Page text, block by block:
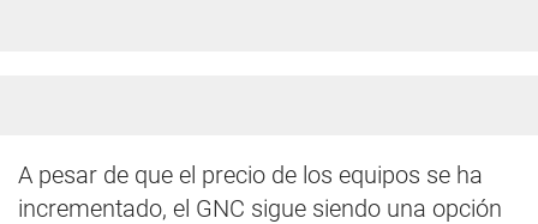
A pesar de que el precio de los equipos se ha
incrementado, el GNC sigue siendo una opción